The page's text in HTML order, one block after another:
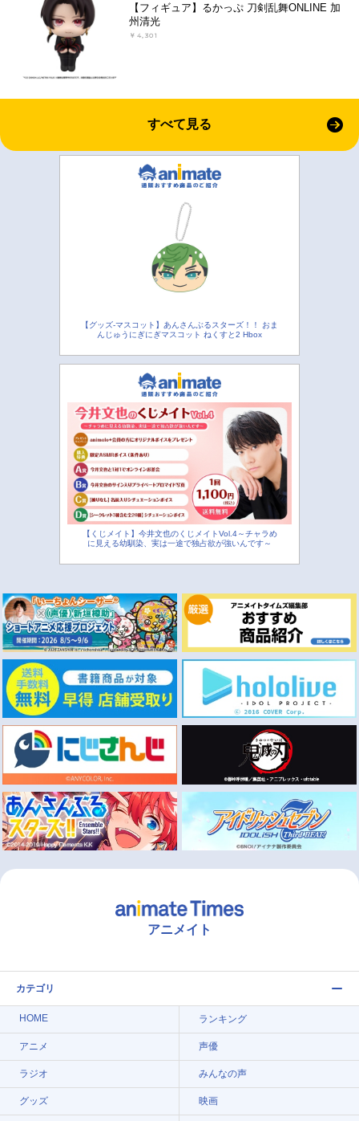
【フィギュア】るかっぷ 刀剣乱舞ONLINE 加
州清光
￥4,301
すべて見る
【グッズ-マスコット】あんさんぶるスターズ！！ おま
んじゅうにぎにぎマスコット ねくすと2 Hbox
【くじメイト】今井文也のくじメイトVol.4～チャラめ
に見える幼馴染、実は一途で独占欲が強いんです～
アニメイト
カテゴリ
HOME ランキング
アニメ 声優
ラジオ みんなの声
グッズ 映画